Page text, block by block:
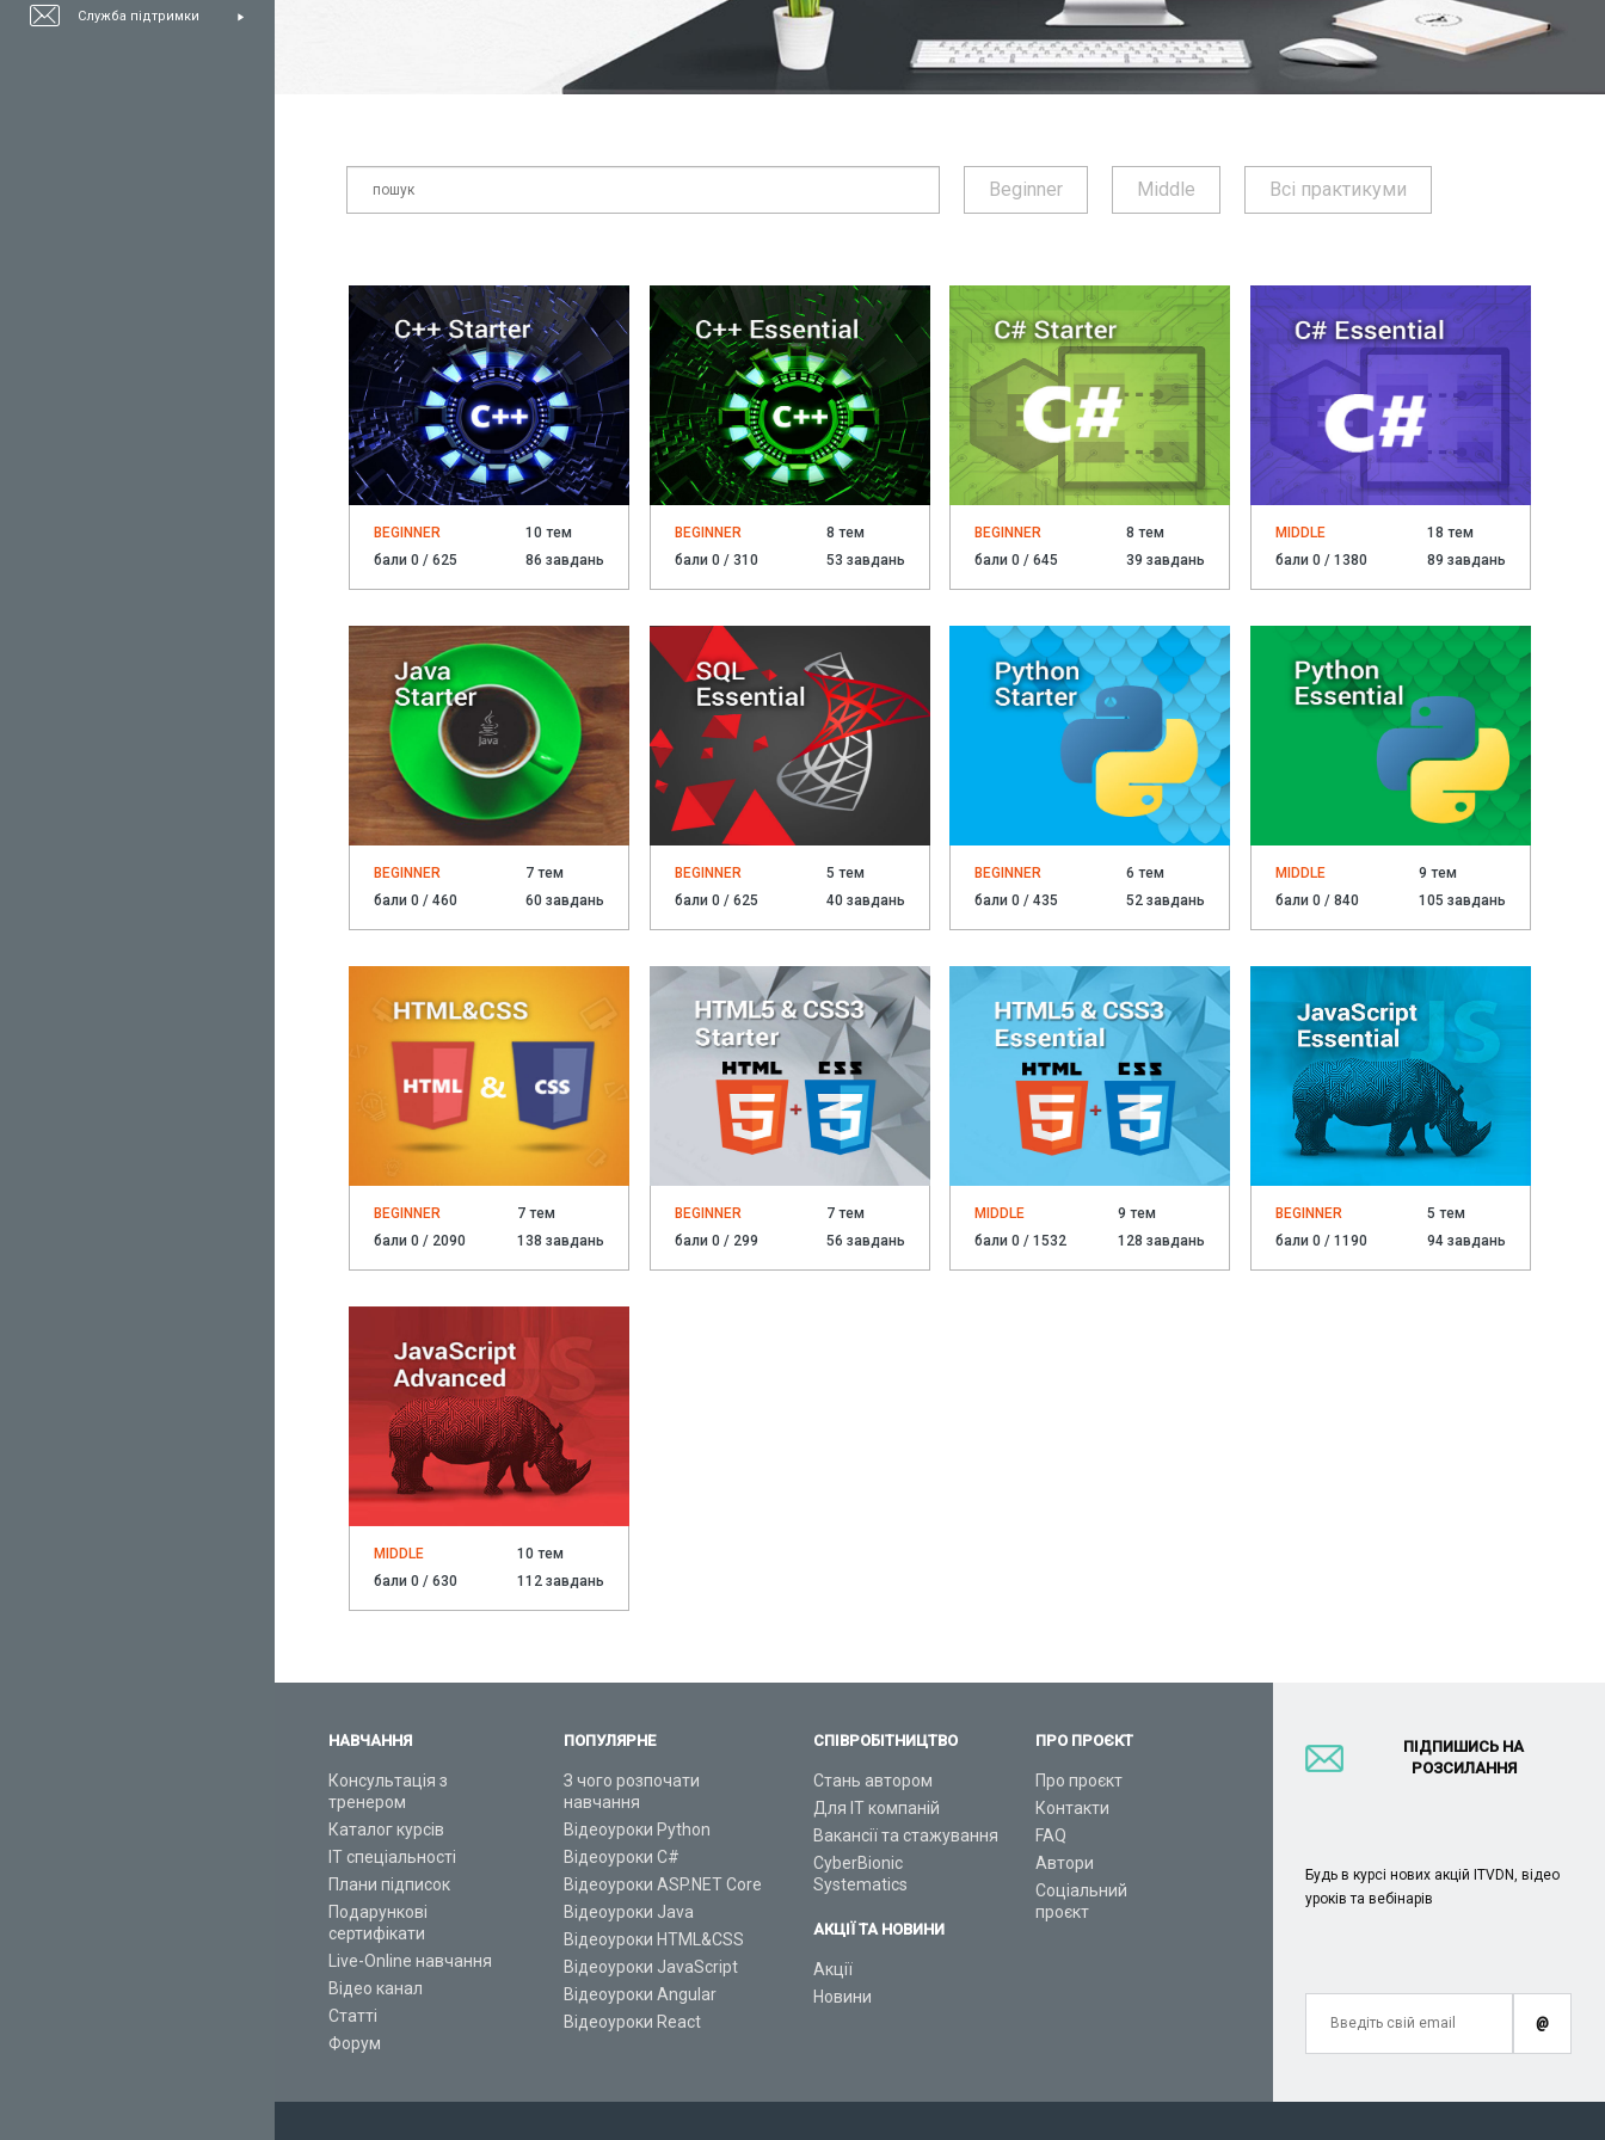
Служба підтримки
Beginner Middle Всі практикуми
BEGINNER
бали 0 / 625
10 тем
86 завдань
BEGINNER
бали 0 / 310
8 тем
53 завдань
BEGINNER
бали 0 / 645
8 тем
39 завдань
MIDDLE
бали 0 / 1380
18 тем
89 завдань
BEGINNER
бали 0 / 460
7 тем
60 завдань
BEGINNER
бали 0 / 625
5 тем
40 завдань
BEGINNER
бали 0 / 435
6 тем
52 завдань
MIDDLE
бали 0 / 840
9 тем
105 завдань
BEGINNER
бали 0 / 2090
7 тем
138 завдань
BEGINNER
бали 0 / 299
7 тем
56 завдань
MIDDLE
бали 0 / 1532
9 тем
128 завдань
BEGINNER
бали 0 / 1190
5 тем
94 завдань
MIDDLE
бали 0 / 630
10 тем
112 завдань
НАВЧАННЯ
Консультація з
тренером
Каталог курсів
ІТ спеціальності
Плани підписок
Подарункові
сертифікати
Live-Online навчання
Відео канал
Статті
Форум
ПОПУЛЯРНЕ
З чого розпочати
навчання
Відеоуроки Python
Відеоуроки C#
Відеоуроки ASP.NET Core
Відеоуроки Java
Відеоуроки HTML&CSS
Відеоуроки JavaScript
Відеоуроки Angular
Відеоуроки React
СПІВРОБІТНИЦТВО
Стань автором
Для ІТ компаній
Вакансії та стажування
CyberBionic
Systematics
АКЦІЇ ТА НОВИНИ
Акції
Новини
ПРО ПРОЄКТ
Про проєкт
Контакти
FAQ
Автори
Соціальний
проєкт
ПІДПИШИСЬ НА
РОЗСИЛАННЯ
Будь в курсі нових акцій ITVDN, відео
уроків та вебінарів
@